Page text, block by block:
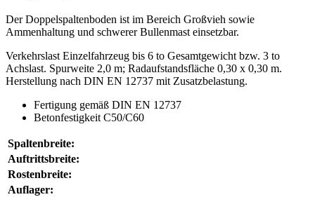
Der Doppelspaltenboden ist im Bereich Großvieh sowie
Ammenhaltung und schwerer Bullenmast einsetzbar.
Verkehrslast Einzelfahrzeug bis 6 to Gesamtgewicht bzw. 3 to
Achslast. Spurweite 2,0 m; Radaufstandsfläche 0,30 x 0,30 m.
Herstellung nach DIN EN 12737 mit Zusatzbelastung.
Fertigung gemäß DIN EN 12737
Betonfestigkeit C50/C60
Spaltenbreite:
Auftrittsbreite:
Rostenbreite:
Auflager: